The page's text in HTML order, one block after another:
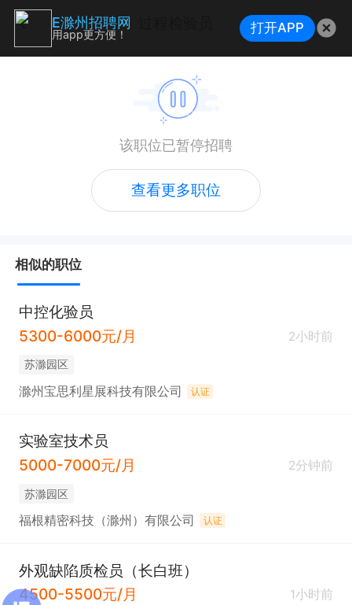
该职位已暂停招聘
查看更多职位
相似的职位
中控化验员
5300-6000元/月
2小时前
苏滁园区
滁州宝思利星展科技有限公司 认证
实验室技术员
5000-7000元/月
2分钟前
苏滁园区
福根精密科技（滁州）有限公司 认证
外观缺陷质检员（长白班）
4500-5500元/月
1小时前
E滁州招聘网
用app更方便！ 打开APP